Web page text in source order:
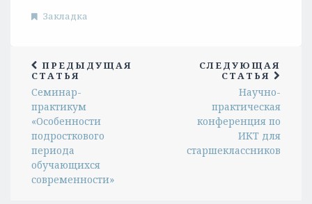
Закладка
ПРЕДЫДУЩАЯ
СТАТЬЯ
Семинар-
практикум
«Особенности
подросткового
периода
обучающихся
современности»
СЛЕДУЮЩАЯ
СТАТЬЯ
Научно-
практическая
конференция по
ИКТ для
старшеклассников